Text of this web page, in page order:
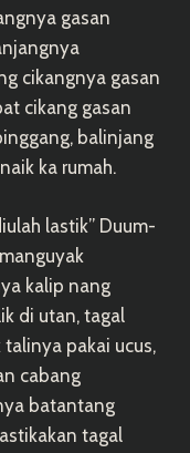
gasan
cikangnya gasan
cikang gasan
balinjang
ka rumah.
lastik” Duum-
kalip nang
di utan, tagal
pakai ucus,
cabang
batantang
tagal